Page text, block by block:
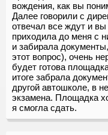
вождения, как вы
Далее говорили с
отвечал все ждут и
приходила до меня с
и забирала
этот вопрос), очень
будет готова
итоге забрала
другой автошколе, в
экзамена. Площадка
я смогла сдать.